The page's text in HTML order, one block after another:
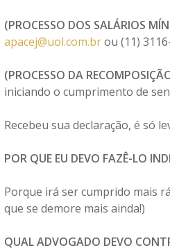
(PROCESSO DOS SALÁRIOS
apacej@uol.com.brou (11)
(PROCESSO DA
iniciando o cumprimento de
Recebeu sua declaração, é só
POR QUE EU DEVO FAZÊ-LO
Porque irá ser cumprido mais
que se demore mais ainda!)
QUAL ADVOGADO DEVO